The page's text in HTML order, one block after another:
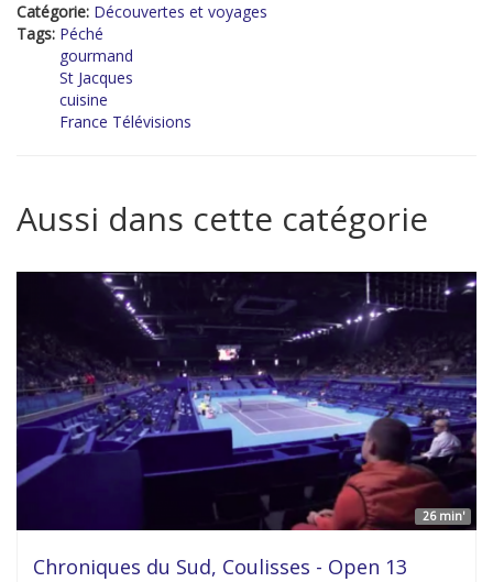
Catégorie: Découvertes et voyages
Tags: Péché
gourmand
St Jacques
cuisine
France Télévisions
Aussi dans cette catégorie
26 min'
Chroniques du Sud, Coulisses - Open 13